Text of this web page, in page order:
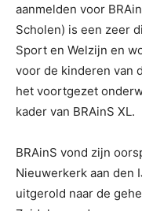
aanmelden voor
Scholen) is een zeer
Sport en Welzijn en
voor de kinderen van
het voortgezet
kader van BRAinS XL.
BRAinS vond zijn
Nieuwerkerk aan den
uitgerold naar de